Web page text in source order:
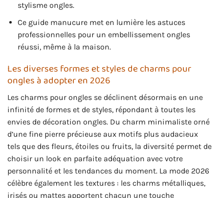
stylisme ongles.
Ce guide manucure met en lumière les astuces
professionnelles pour un embellissement ongles
réussi, même à la maison.
Les diverses formes et styles de charms pour
ongles à adopter en 2026
Les charms pour ongles se déclinent désormais en une
infinité de formes et de styles, répondant à toutes les
envies de décoration ongles. Du charm minimaliste orné
d’une fine pierre précieuse aux motifs plus audacieux
tels que des fleurs, étoiles ou fruits, la diversité permet de
choisir un look en parfaite adéquation avec votre
personnalité et les tendances du moment. La mode 2026
célèbre également les textures : les charms métalliques,
irisés ou mattes apportent chacun une touche